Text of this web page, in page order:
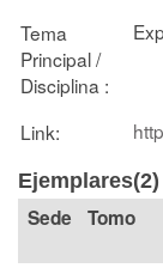
Tema
Principal /
Disciplina :
Link:
Ejemplares(2)
Tomo